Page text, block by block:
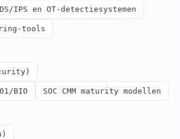
IPS en OT-detectiesystemen
tools
BIO SOC CMM maturity modellen